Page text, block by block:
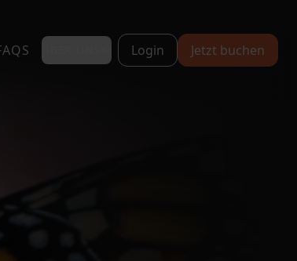
Login Jetzt buchen